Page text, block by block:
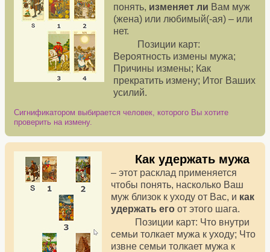
понять, изменяет ли Вам муж
(жена) или любимый(-ая) – или
нет.
Позиции карт:
Вероятность измены мужа;
Причины измены; Как
прекратить измену; Итог Ваших
усилий.
Сигнификатором выбирается человек, которого Вы хотите
проверить на измену.
Как удержать мужа
– этот расклад применяется
чтобы понять, насколько Ваш
муж близок к уходу от Вас, и как
удержать его от этого шага.
Позиции карт: Что внутри
семьи толкает мужа к уходу; Что
извне семьи толкает мужа к